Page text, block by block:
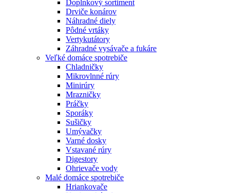
Doplnkový sortiment
Drviče konárov
Náhradné diely
Pôdné vrtáky
Vertykutátory
Záhradné vysávače a fukáre
Veľké domáce spotrebiče
Chladničky
Mikrovlnné rúry
Minirúry
Mrazničky
Práčky
Sporáky
Sušičky
Umývačky
Varné dosky
Vstavané rúry
Digestory
Ohrievače vody
Malé domáce spotrebiče
Hriankovače